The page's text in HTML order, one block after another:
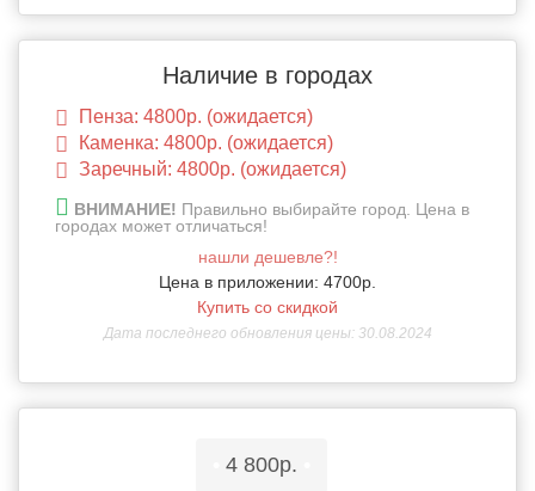
Наличие в городах
Пенза: 4800р. (ожидается)
Каменка: 4800р. (ожидается)
Заречный: 4800р. (ожидается)
ВНИМАНИЕ! Правильно выбирайте город. Цена в
городах может отличаться!
нашли дешевле?!
Цена в приложении: 4700р.
Купить со скидкой
Дата последнего обновления цены: 30.08.2024
4 800р.